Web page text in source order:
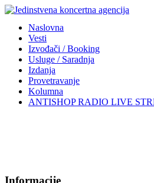
Naslovna
Vesti
Izvođači / Booking
Usluge / Saradnja
Izdanja
Provetravanje
Kolumna
ANTISHOP RADIO LIVE
Informacije